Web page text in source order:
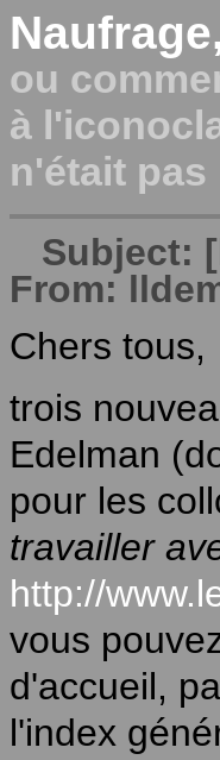
ou
à
n'était pas
Subject:
From:
Chers tous,
trois
Edelman
pour les
travailler
http://
vous
d'accueil,
l'index